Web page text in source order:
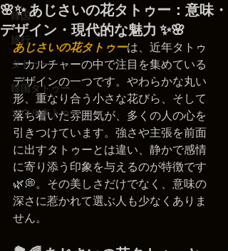
韓国
旅行
タトゥー
韓国タトゥー
ソウルタトゥー
🌸✨ あじさいの花タトゥー：意味・
デザイン・現代的な魅力 ✨🌸
あじさいの花タトゥーは、近年タトゥ
ーカルチャーの中で注目を集めている
デザインの一つです。やわらかな丸い
形、重なり合う小さな花びら、そして
落ち着いた雰囲気が、多くの人の心を
引きつけています。強さや主張を前面
に出すタトゥーとは違い、静かで感情
に寄り添う印象を与えるのが特徴です
🌿💭。その美しさだけでなく、意味の
深さに惹かれて選ぶ人も少なくありま
せん。